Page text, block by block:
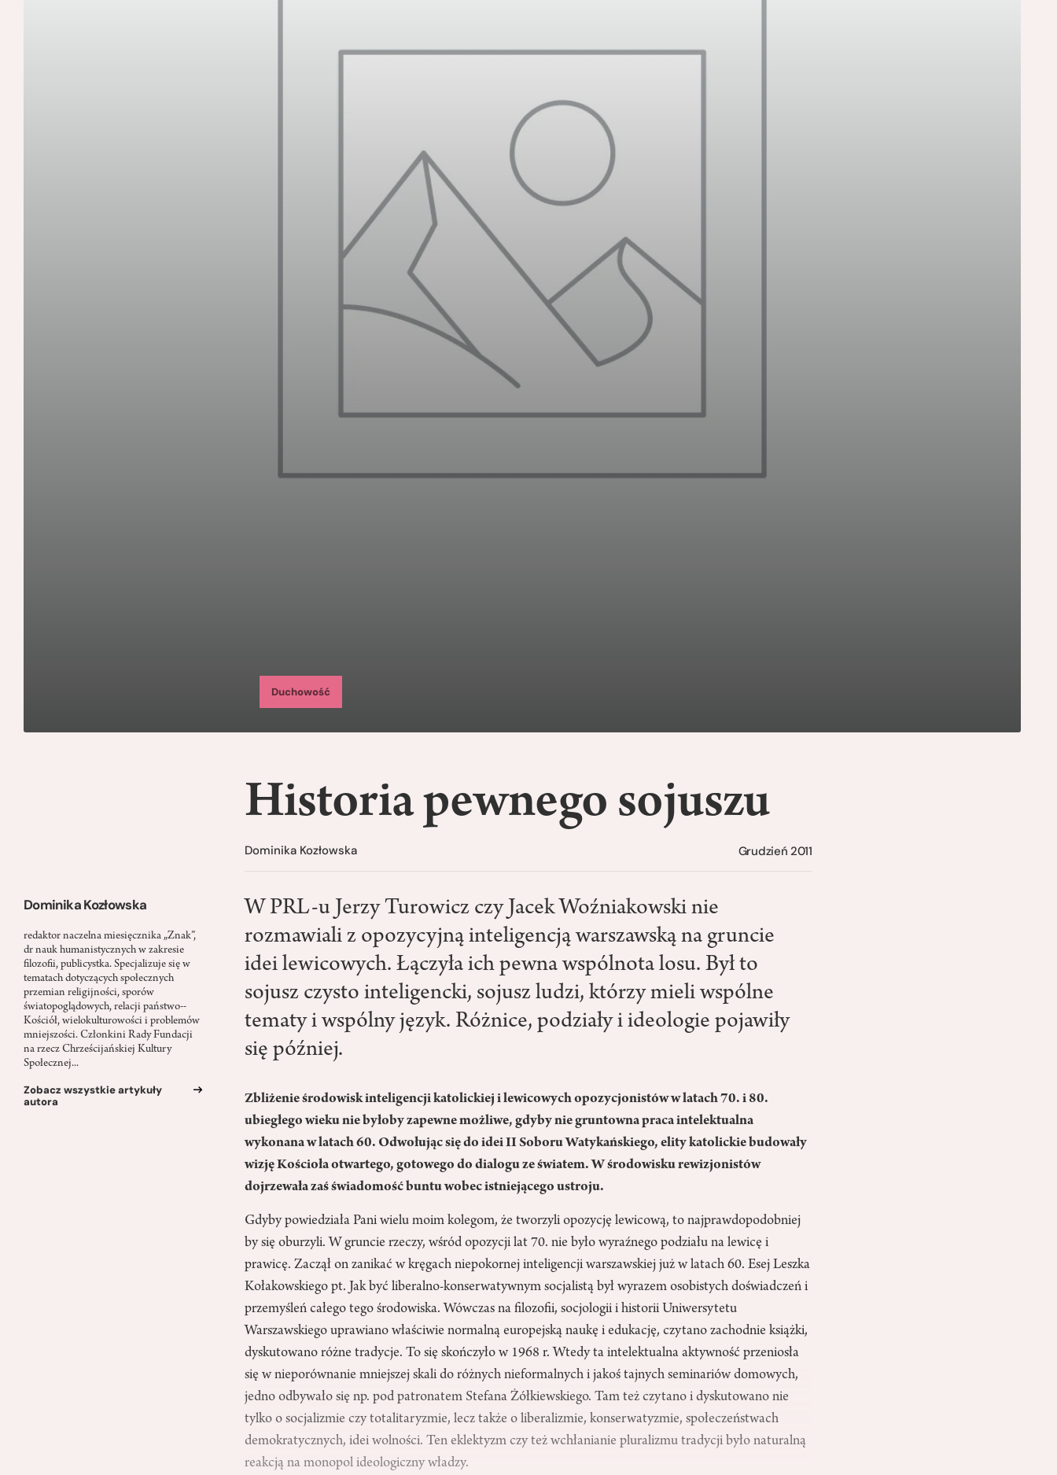
Duchowość
Dominika Kozłowska
redaktor naczelna miesięcznika „Znak”,
dr nauk humanistycznych w zakresie
filozofii, publicystka. Specjalizuje się w
tematach dotyczących społecznych
przemian religijności, sporów
światopoglądowych, relacji państwo-­
Kościół, wielokulturowości i problemów
mniejszości. Członkini Rady Fundacji
na rzecz Chrześcijańskiej Kultury
Społecznej...
Zobacz wszystkie artykuły
autora
Historia pewnego sojuszu
Dominika Kozłowska Grudzień 2011
W PRL-u Jerzy Turowicz czy Jacek Woźniakowski nie
rozmawiali z opozycyjną inteligencją warszawską na gruncie
idei lewicowych. Łączyła ich pewna wspólnota losu. Był to
sojusz czysto inteligencki, sojusz ludzi, którzy mieli wspólne
tematy i wspólny język. Różnice, podziały i ideologie pojawiły
się później.
Zbliżenie środowisk inteligencji katolickiej i lewicowych opozycjonistów w latach 70. i 80.
ubiegłego wieku nie byłoby zapewne możliwe, gdyby nie gruntowna praca intelektualna
wykonana w latach 60. Odwołując się do idei II Soboru Watykańskiego, elity katolickie budowały
wizję Kościoła otwartego, gotowego do dialogu ze światem. W środowisku rewizjonistów
dojrzewała zaś świadomość buntu wobec istniejącego ustroju.
Gdyby powiedziała Pani wielu moim kolegom, że tworzyli opozycję lewicową, to najprawdopodobniej
by się oburzyli. W gruncie rzeczy, wśród opozycji lat 70. nie było wyraźnego podziału na lewicę i
prawicę. Zaczął on zanikać w kręgach niepokornej inteligencji warszawskiej już w latach 60. Esej Leszka
Kołakowskiego pt. Jak być liberalno-konserwatywnym socjalistą był wyrazem osobistych doświadczeń i
przemyśleń całego tego środowiska. Wówczas na filozofii, socjologii i historii Uniwersytetu
Warszawskiego uprawiano właściwie normalną europejską naukę i edukację, czytano zachodnie książki,
dyskutowano różne tradycje. To się skończyło w 1968 r. Wtedy ta intelektualna aktywność przeniosła
się w nieporównanie mniejszej skali do różnych nieformalnych i jakoś tajnych seminariów domowych,
jedno odbywało się np. pod patronatem Stefana Żółkiewskiego. Tam też czytano i dyskutowano nie
tylko o socjalizmie czy totalitaryzmie, lecz także o liberalizmie, konserwatyzmie, społeczeństwach
demokratycznych, idei wolności. Ten eklektyzm czy też wchłanianie pluralizmu tradycji było naturalną
reakcją na monopol ideologiczny władzy.